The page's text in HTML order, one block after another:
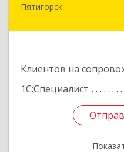
Пятигорск
Клиентов на
1С:Специалист
357501,